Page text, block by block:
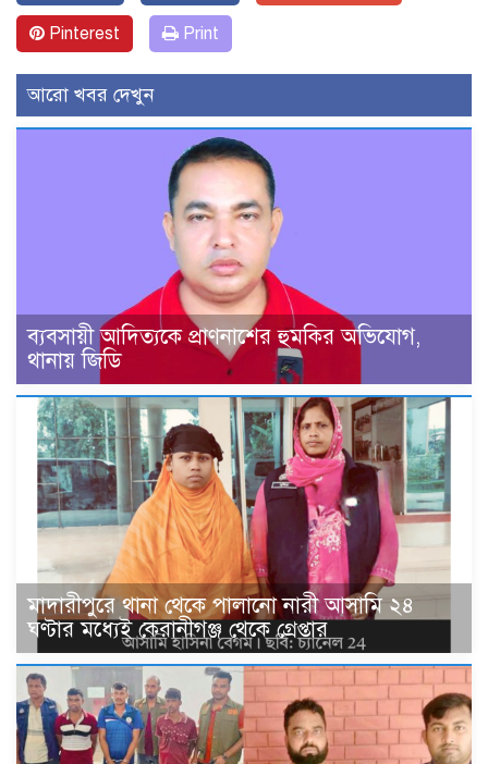
Pinterest Print
আরো খবর দেখুন
ব্যবসায়ী আদিত্যকে প্রাণনাশের হুমকির অভিযোগ,
থানায় জিডি
মাদারীপুরে থানা থেকে পালানো নারী আসামি ২৪
ঘণ্টার মধ্যেই কেরানীগঞ্জ থেকে গ্রেপ্তার